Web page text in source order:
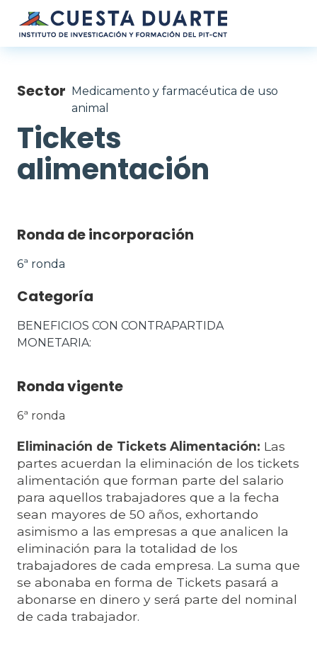
Pasar al contenido principal
Sector
Medicamento y farmacéutica de uso
animal
Tickets
alimentación
Ronda de incorporación
6ª ronda
Categoría
BENEFICIOS CON CONTRAPARTIDA
MONETARIA
Ronda vigente
6ª ronda
Eliminación de Tickets Alimentación: Las
partes acuerdan la eliminación de los tickets
alimentación que forman parte del salario
para aquellos trabajadores que a la fecha
sean mayores de 50 años, exhortando
asimismo a las empresas a que analicen la
eliminación para la totalidad de los
trabajadores de cada empresa. La suma que
se abonaba en forma de Tickets pasará a
abonarse en dinero y será parte del nominal
de cada trabajador.